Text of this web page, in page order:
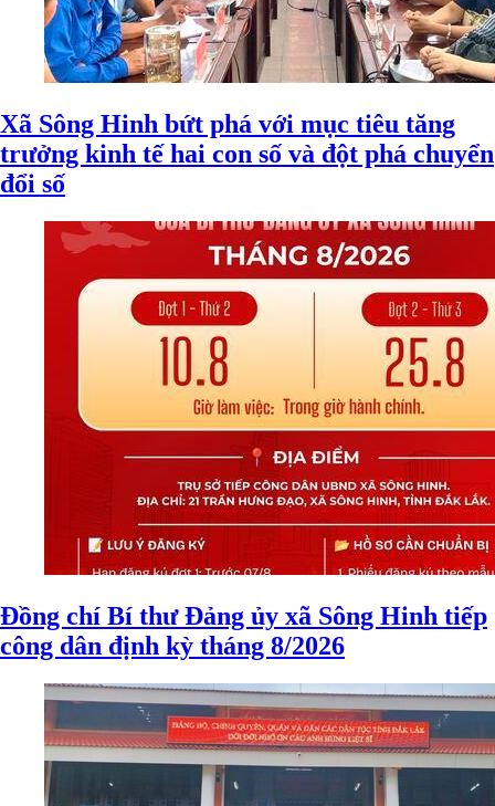
Xã Sông Hinh bứt phá với mục tiêu tăng
trưởng kinh tế hai con số và đột phá chuyển
đổi số
Đồng chí Bí thư Đảng ủy xã Sông Hinh tiếp
công dân định kỳ tháng 8/2026